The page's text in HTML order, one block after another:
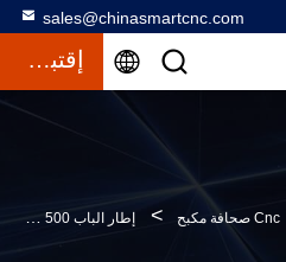
sales@chinasmartcnc.com
إقتباس
Cnc صحافة مكبح > إطار الباب 500 طن CNC الصحافة الفرامل 6000 ملم طول الانحناء مع 7 محور